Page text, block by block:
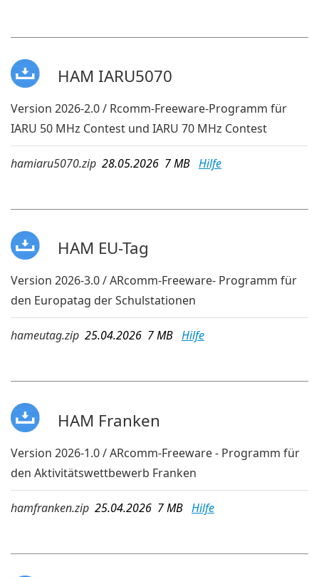
HAM IARU5070
Version 2026-2.0 / Rcomm-Freeware-Programm für
IARU 50 MHz Contest und IARU 70 MHz Contest
hamiaru5070.zip 28.05.2026 7 MB Hilfe
HAM EU-Tag
Version 2026-3.0 / ARcomm-Freeware- Programm für
den Europatag der Schulstationen
hameutag.zip 25.04.2026 7 MB Hilfe
HAM Franken
Version 2026-1.0 / ARcomm-Freeware - Programm für
den Aktivitätswettbewerb Franken
hamfranken.zip 25.04.2026 7 MB Hilfe